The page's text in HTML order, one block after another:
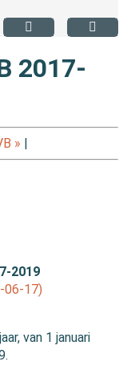
2017-
» |
2019
06-17)
van 1 januari